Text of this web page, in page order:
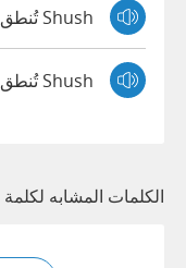
Shush تُنطق Emma
Shush تُنطق Brian
الكلمات المشابه لكلمة Shush